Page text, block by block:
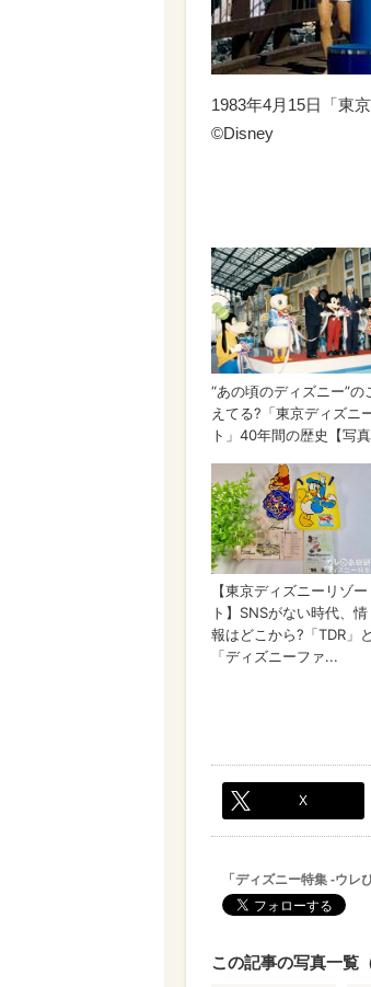
1983年4月15日「東
©︎Disney
X
「ディズニー特集 -ウ
この記事の写真一覧